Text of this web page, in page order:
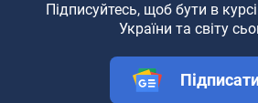
Підписуйтесь, щоб бути в
України та світу